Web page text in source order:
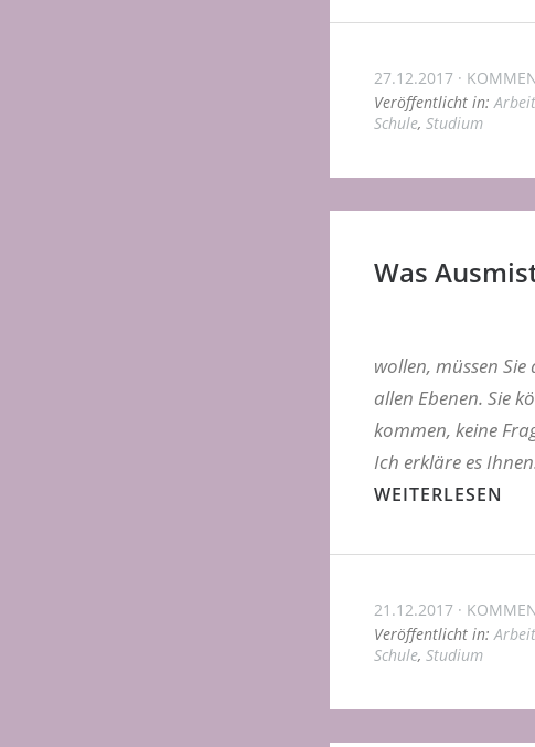
27.12.2017
Veröffentlicht in:
Schule, Studium
Was
wollen, müssen
allen Ebenen. Sie
kommen, keine
Ich erkläre es
WEITERLESEN
21.12.2017
Veröffentlicht in:
Schule, Studium